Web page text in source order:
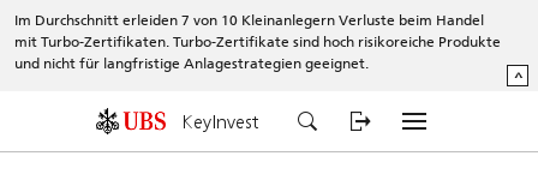
Im Durchschnitt erleiden 7 von 10 Kleinanlegern Verluste beim Handel
mit Turbo-Zertifikaten. Turbo-Zertifikate sind hoch risikoreiche Produkte
und nicht für langfristige Anlagestrategien geeignet.
^
KeyInvest